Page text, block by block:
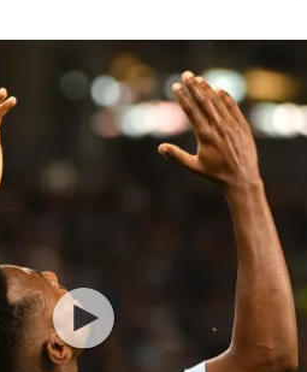
הפועל תל אביב
הפועל חיפה
הפועל באר שבע
מכבי נתניה